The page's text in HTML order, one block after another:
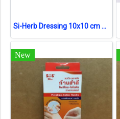
Si-Herb Dressing 10x10 cm แผ่นตาข่าย เคลือบสมุนไพร ป้องกันแผลติด (1 แผ่น)
New